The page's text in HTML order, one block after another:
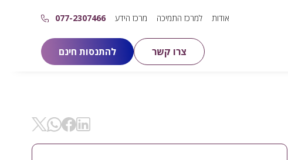
אודות למרכז התמיכה מרכז הידע 077-2307466
צרו קשר להתנסות חינם